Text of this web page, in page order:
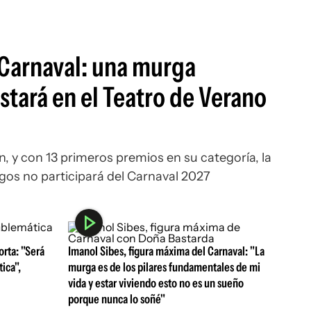
una murga
en el Teatro de Verano
y con 13 primeros premios en su categoría, la
no participará del Carnaval 2027
"Será
Imanol Sibes, figura máxima del Carnaval: "La
murga es de los pilares fundamentales de mi
vida y estar viviendo esto no es un sueño
porque nunca lo soñé"